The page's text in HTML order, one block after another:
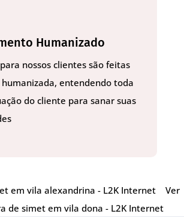
Humanizado
nossos clientes são feitas
entendendo toda
do cliente para sanar suas
em vila alexandrina - L2K Internet
Ver
de simet em vila dona - L2K Internet